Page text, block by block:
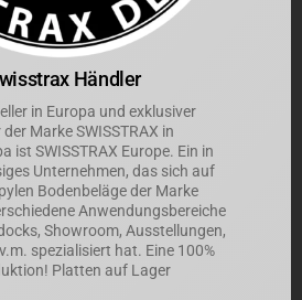
Händler
in Europa und exklusiver
Marke SWISSTRAX in
ist SWISSTRAX Europe. Ein in
Unternehmen, das sich auf
Bodenbeläge der Marke
Anwendungsbereiche
Showroom, Ausstellungen,
spezialisiert hat. Eine 100%
Platten auf Lager